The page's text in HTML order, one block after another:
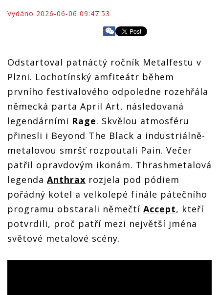
Vydáno 2026-06-06 09:47:53
Odstartoval patnáctý ročník Metalfestu v
Plzni. Lochotínský amfiteátr během
prvního festivalového odpoledne rozehřála
německá parta April Art, následovaná
legendárními Rage. Skvělou atmosféru
přinesli i Beyond The Black a industriálně-
metalovou smršť rozpoutali Pain. Večer
patřil opravdovým ikonám. Thrashmetalová
legenda Anthrax rozjela pod pódiem
pořádný kotel a velkolepé finále pátečního
programu obstarali němečtí Accept, kteří
potvrdili, proč patří mezi největší jména
světové metalové scény.